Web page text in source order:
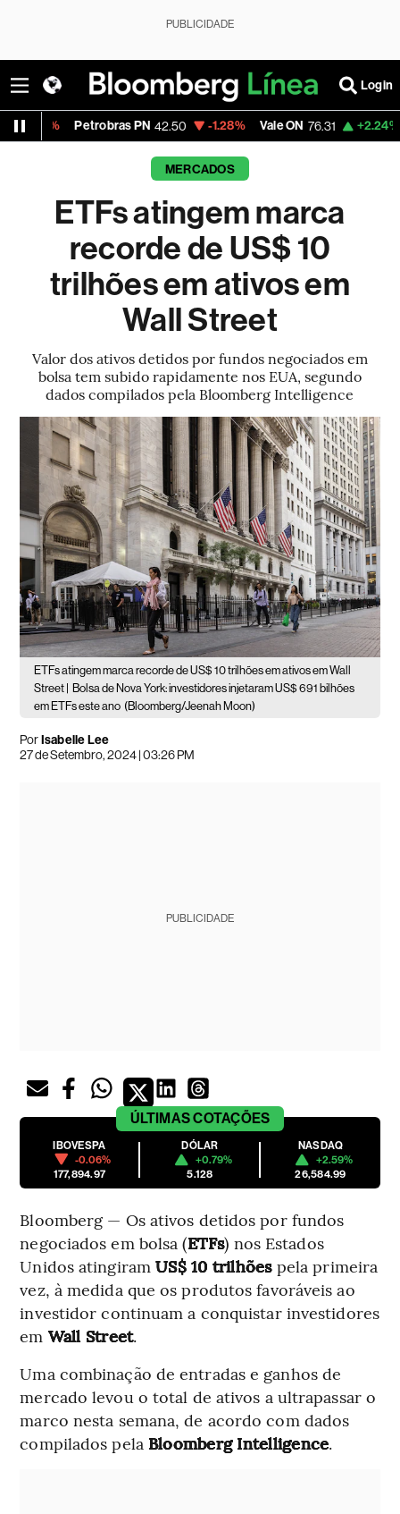
PUBLICIDADE
Login
Petrobras PN 42.50 -1.28% Vale ON 76.31 +2.24% Itaú PN
MERCADOS
ETFs atingem marca
recorde de US$ 10
trilhões em ativos em
Wall Street
Valor dos ativos detidos por fundos negociados em
bolsa tem subido rapidamente nos EUA, segundo
dados compilados pela Bloomberg Intelligence
ETFs atingem marca recorde de US$ 10 trilhões em ativos em Wall
Street |
Bolsa de Nova York: investidores injetaram US$ 691 bilhões
em ETFs este ano (Bloomberg/Jeenah Moon)
PorIsabelle Lee
27 de Setembro, 2024 | 03:26 PM
PUBLICIDADE
ÚLTIMASCOTAÇÕES
IBOVESPA
-0.06%
177,894.97
DÓLAR
+0.79%
5.128
NASDAQ
+2.59%
26,584.99
Bloomberg — Os ativos detidos por fundos
negociados em bolsa (ETFs) nos Estados
Unidos atingiramUS$ 10 trilhõespela primeira
vez, à medida que os produtos favoráveis ao
investidor continuam a conquistar investidores
em Wall Street.
Uma combinação de entradas e ganhos de
mercado levou o total de ativos a ultrapassar o
marco nesta semana, de acordo com dados
compilados pela Bloomberg Intelligence.